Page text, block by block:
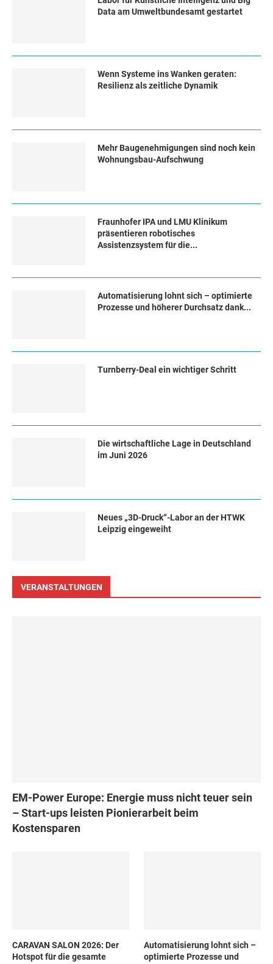
Data am Umweltbundesamt gestartet
Wenn Systeme ins Wanken geraten:
Resilienz als zeitliche Dynamik
Mehr Baugenehmigungen sind noch kein
Wohnungsbau-Aufschwung
Fraunhofer IPA und LMU Klinikum
präsentieren robotisches
Assistenzsystem für die...
Automatisierung lohnt sich – optimierte
Prozesse und höherer Durchsatz dank...
Turn­ber­ry-Deal ein wich­ti­ger Schritt
Die wirtschaftliche Lage in Deutschland
im Juni 2026
Neues „3D-Druck“-Labor an der HTWK
Leipzig eingeweiht
VERANSTALTUNGEN
EM-Power Europe: Energie muss nicht teuer sein
– Start-ups leisten Pionierarbeit beim
Kostensparen
CARAVAN SALON 2026: Der
Hotspot für die gesamte
Automatisierung lohnt sich –
optimierte Prozesse und